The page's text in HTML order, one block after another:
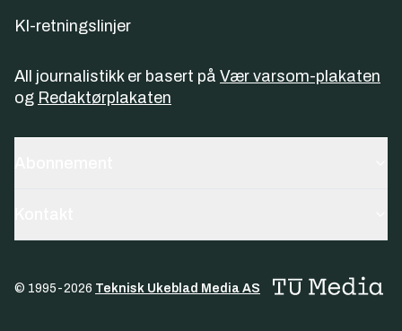
KI-retningslinjer
All journalistikk er basert på Vær varsom-plakaten
og Redaktørplakaten
© 1995-2026 Teknisk Ukeblad Media AS